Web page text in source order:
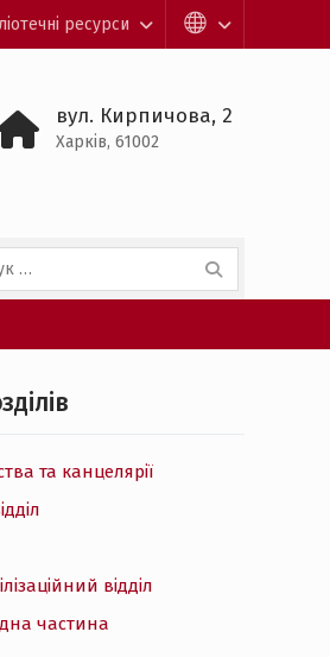
ресурси
вул. Кирпичова, 2
Харків, 61002
та канцелярії
відділ
частина